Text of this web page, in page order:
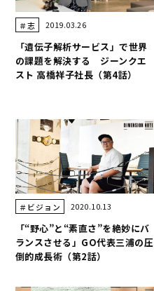
＃志 2019.03.26
「遺伝子解析サービス」で世界
の課題を解決する ジーンクエ
スト 高橋祥子社長（第4話）
＃ビジョン 2020.10.13
「“野心”と“素直さ”を絶妙にバ
ランスさせる」GO代表三浦の圧
倒的成長術（第2話）